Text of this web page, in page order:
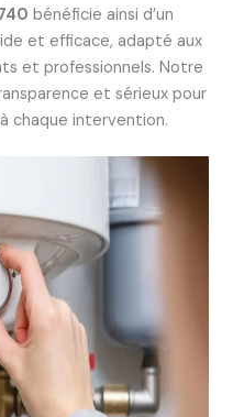
bénéficie ainsi d’un
et efficace, adapté aux
et professionnels. Notre
et sérieux pour
chaque intervention.